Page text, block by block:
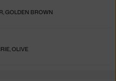
GOLDEN BROWN
OLIVE